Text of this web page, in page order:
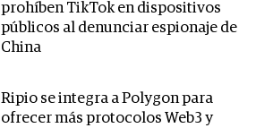
prohíben TikTok en dispositivos
públicos al denunciar espionaje de
China
Ripio se integra a Polygon para
ofrecer más protocolos Web3 y